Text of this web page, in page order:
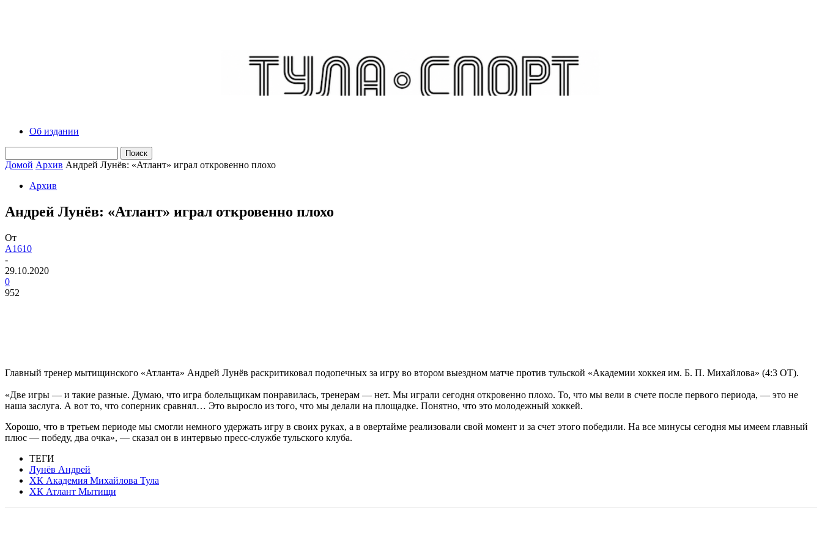
Об издании
Домой Архив Андрей Лунёв: «Атлант» играл откровенно плохо
Архив
Андрей Лунёв: «Атлант» играл откровенно плохо
От
A1610
-
29.10.2020
0
952
Главный тренер мытищинского «Атланта» Андрей Лунёв раскритиковал подопечных за игру во втором выездном матче против тульской «Академии хоккея им. Б. П. Михайлова» (4:3 ОТ).
«Две игры — и такие разные. Думаю, что игра болельщикам понравилась, тренерам — нет. Мы играли сегодня откровенно плохо. То, что мы вели в счете после первого периода, — это не
наша заслуга. А вот то, что соперник сравнял… Это выросло из того, что мы делали на площадке. Понятно, что это молодежный хоккей.
Хорошо, что в третьем периоде мы смогли немного удержать игру в своих руках, а в овертайме реализовали свой момент и за счет этого победили. На все минусы сегодня мы имеем главный
плюс — победу, два очка», — сказал он в интервью пресс-службе тульского клуба.
ТЕГИ
Лунёв Андрей
ХК Академия Михайлова Тула
ХК Атлант Мытищи